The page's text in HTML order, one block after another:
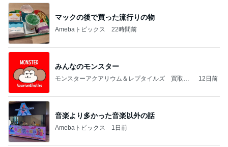
マックの後で買った流行りの物
Amebaトピックス 22時間前
みんなのモンスター
モンスターアクアリウム＆レプタイルズ 買取販
12日前
音楽より多かった音楽以外の話
Amebaトピックス 1日前